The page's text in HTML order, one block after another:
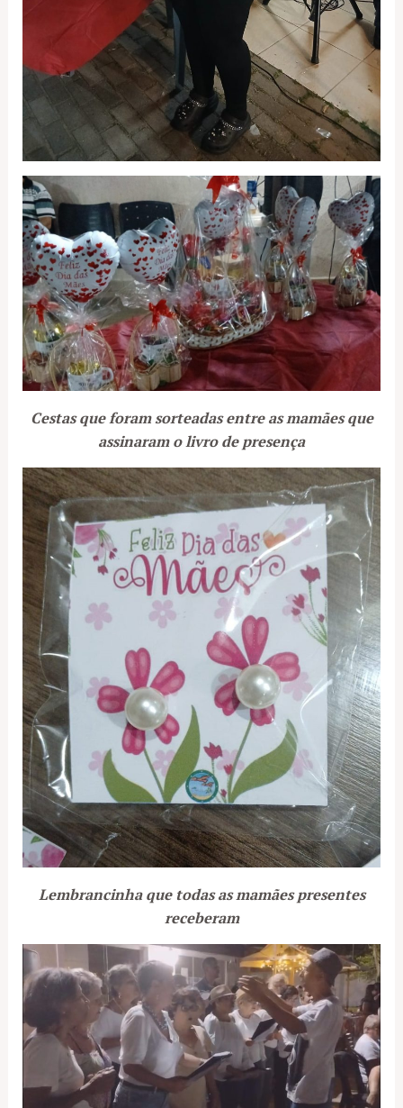
Cestas que foram sorteadas entre as mamães que
assinaram o livro de presença
Lembrancinha que todas as mamães presentes
receberam